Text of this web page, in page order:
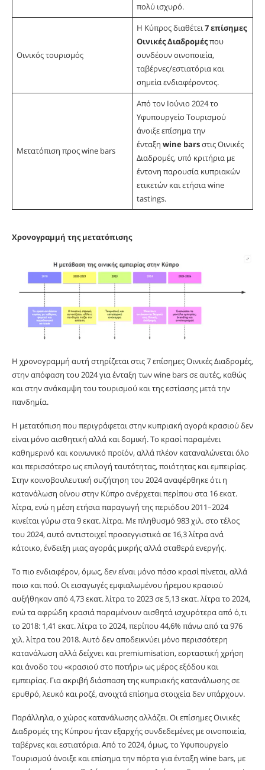
πολύ ισχυρό.
Οινικός τουρισμός
Η Κύπρος διαθέτει7 επίσημες
Οινικές Διαδρομέςπου
συνδέουν οινοποιεία,
ταβέρνες/εστιατόρια και
σημεία ενδιαφέροντος.
Μετατόπιση προς wine bars
Από τον Ιούνιο 2024 το
Υφυπουργείο Τουρισμού
άνοιξε επίσημα την
ένταξη winebarsστις Οινικές
Διαδρομές, υπό κριτήρια με
έντονη παρουσία κυπριακών
ετικετών και ετήσια wine
tastings.
Χρονογραμμή της μετατόπισης
Η χρονογραμμή αυτή στηρίζεται στις 7 επίσημες Οινικές Διαδρομές,
στην απόφαση του 2024 για ένταξη των wine bars σε αυτές, καθώς
και στην ανάκαμψη του τουρισμού και της εστίασης μετά την
πανδημία.
Η μετατόπιση που περιγράφεται στην κυπριακή αγορά κρασιού δεν
είναι μόνο αισθητική αλλά και δομική. Το κρασί παραμένει
καθημερινό και κοινωνικό προϊόν, αλλά πλέον καταναλώνεται όλο
και περισσότερο ως επιλογή ταυτότητας, ποιότητας και εμπειρίας.
Στην κοινοβουλευτική συζήτηση του 2024 αναφέρθηκε ότι η
κατανάλωση οίνου στην Κύπρο ανέρχεται περίπου στα 16 εκατ.
λίτρα, ενώ η μέση ετήσια παραγωγή της περιόδου 2011–2024
κινείται γύρω στα 9 εκατ. λίτρα. Με πληθυσμό 983 χιλ. στο τέλος
του 2024, αυτό αντιστοιχεί προσεγγιστικά σε 16,3 λίτρα ανά
κάτοικο, ένδειξη μιας αγοράς μικρής αλλά σταθερά ενεργής.
Το πιο ενδιαφέρον, όμως, δεν είναι μόνο πόσο κρασί πίνεται, αλλά
ποιο και πού. Οι εισαγωγές εμφιαλωμένου ήρεμου κρασιού
αυξήθηκαν από 4,73 εκατ. λίτρα το 2023 σε 5,13 εκατ. λίτρα το 2024,
ενώ τα αφρώδη κρασιά παραμένουν αισθητά ισχυρότερα από ό,τι
το 2018: 1,41 εκατ. λίτρα το 2024, περίπου 44,6% πάνω από τα 976
χιλ. λίτρα του 2018. Αυτό δεν αποδεικνύει μόνο περισσότερη
κατανάλωση αλλά δείχνει και premiumisation, εορταστική χρήση
και άνοδο του «κρασιού στο ποτήρι» ως μέρος εξόδου και
εμπειρίας. Για ακριβή διάσπαση της κυπριακής κατανάλωσης σε
ερυθρό, λευκό και ροζέ, ανοιχτά επίσημα στοιχεία δεν υπάρχουν.
Παράλληλα, ο χώρος κατανάλωσης αλλάζει. Οι επίσημες Οινικές
Διαδρομές της Κύπρου ήταν εξαρχής συνδεδεμένες με οινοποιεία,
ταβέρνες και εστιατόρια. Από το 2024, όμως, το Υφυπουργείο
Τουρισμού άνοιξε και επίσημα την πόρτα για ένταξη wine bars, με